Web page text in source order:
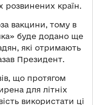
розвинених країн.
вакцини, тому в
буде додано ще
які отримають
Президент.
що протягом
для літніх
використати ці